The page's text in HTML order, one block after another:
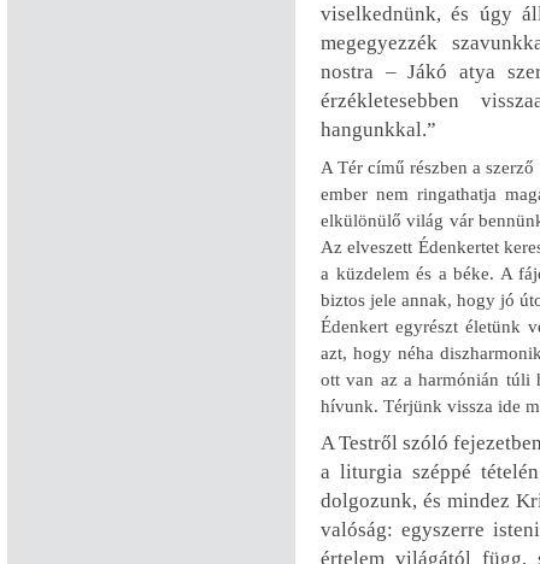
viselkednünk, és úgy
megegyezzék
nostra – Jákó atya
érzékletesebben
hangunkkal.”
A Tér című részben a
ember nem ringathatja
elkülönülő világ vár
Az elveszett Édenkertet
a küzdelem és a béke. A
biztos jele annak, hogy jó
Édenkert egyrészt életünk
azt, hogy néha
ott van az a harmónián túli
hívunk. Térjünk vissza ide
A Testről szóló
a liturgia széppé
dolgozunk, és mindez
valóság: egyszerre
értelem világától függ,